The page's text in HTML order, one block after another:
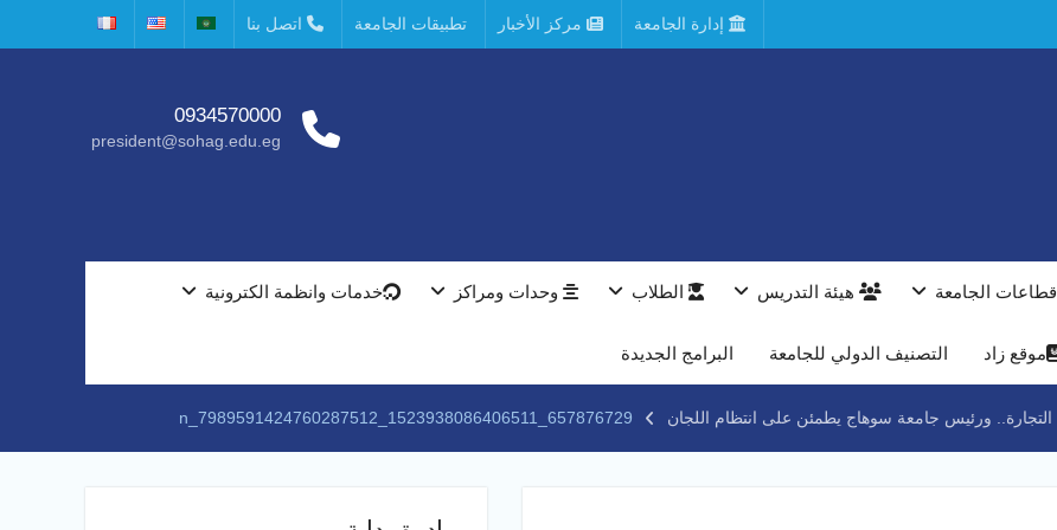
إدارة الجامعة مركز الأخبار تطبيقات الجامعة اتصل بنا
0934570000
president@sohag.edu.eg
قطاعات الجامعة هيئة التدريس الطلاب وحدات ومراكز خدمات وانظمة الكترونية
موقع زاد التصنيف الدولي للجامعة البرامج الجديدة
657876729_1523938086406511_7989591424760287512_n